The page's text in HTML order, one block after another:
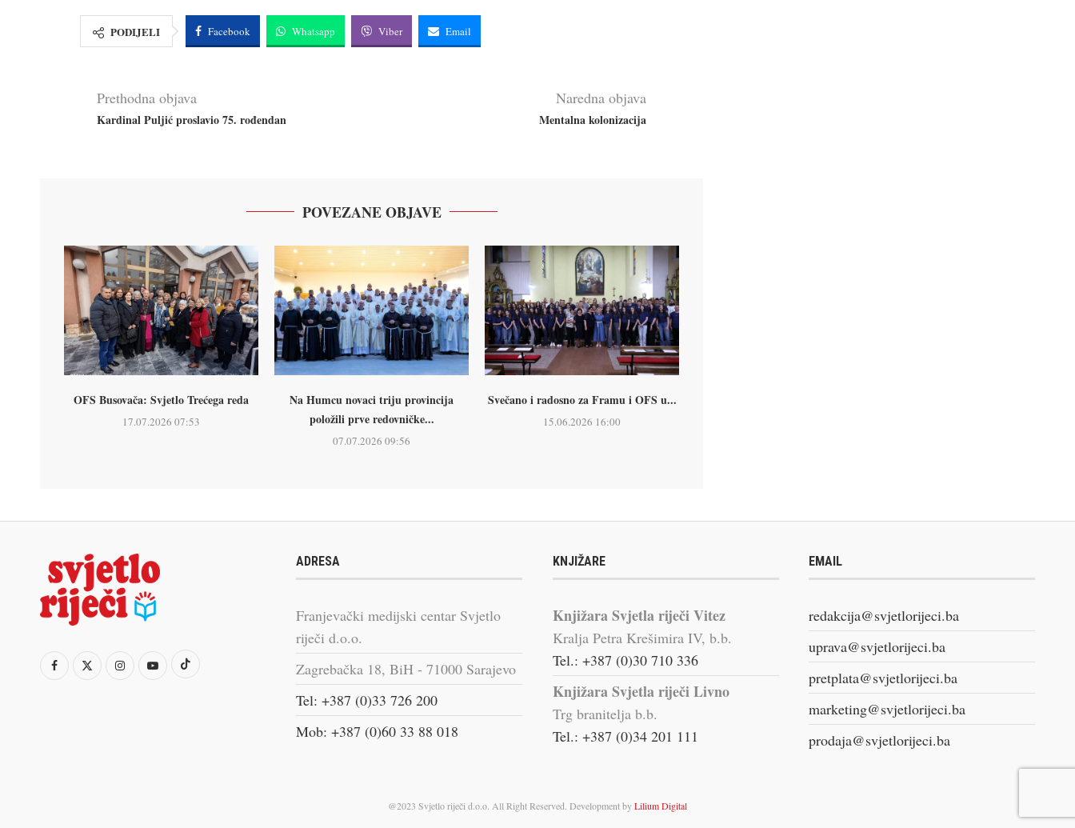
PODIJELI Facebook Whatsapp Viber Email
Prethodna objava
Kardinal Puljić proslavio 75. rođendan
Naredna objava
Mentalna kolonizacija
POVEZANE OBJAVE
OFS Busovača: Svjetlo Trećega reda
17.07.2026 07:53
Na Humcu novaci triju provincija
položili prve redovničke...
07.07.2026 09:56
Svečano i radosno za Framu i OFS u...
15.06.2026 16:00
ADRESA
Franjevački medijski centar Svjetlo
riječi d.o.o.
Zagrebačka 18, BiH - 71000 Sarajevo
Tel: +387 (0)33 726 200
Mob: +387 (0)60 33 88 018
KNJIŽARE
Knjižara Svjetla riječi Vitez
Kralja Petra Krešimira IV, b.b.
Tel.: +387 (0)30 710 336
Knjižara Svjetla riječi Livno
Trg branitelja b.b.
Tel.: +387 (0)34 201 111
EMAIL
redakcija@svjetlorijeci.ba
uprava@svjetlorijeci.ba
pretplata@svjetlorijeci.ba
marketing@svjetlorijeci.ba
prodaja@svjetlorijeci.ba
@2023 Svjetlo riječi d.o.o. All Right Reserved. Development byLilium Digital